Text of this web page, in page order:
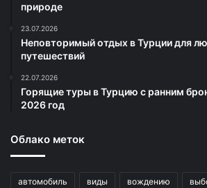
природе
23.07.2026
Неповторимый отдых в Турции для
путешествий
22.07.2026
Горящие туры в Турцию с ранним
2026 год
Облако меток
автомобиль виды вождению